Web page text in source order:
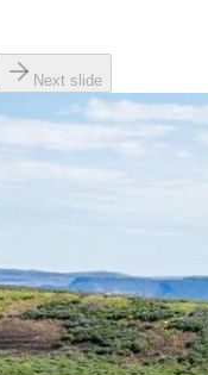
Next slide